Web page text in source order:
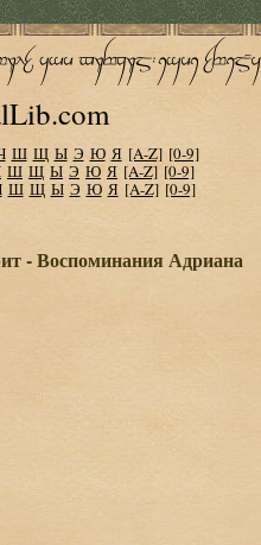
Ш Щ Ы Э Ю Я [A-Z] [0-9]
Ш Щ Ы Э Ю Я [A-Z] [0-9]
Ш Щ Ы Э Ю Я [A-Z] [0-9]
- Воспоминания Адриана